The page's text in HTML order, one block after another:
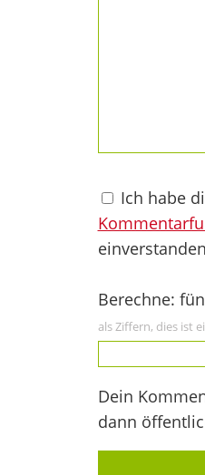
Ich habe
Berechne:
als Ziffern, dies ist
Dein
dann